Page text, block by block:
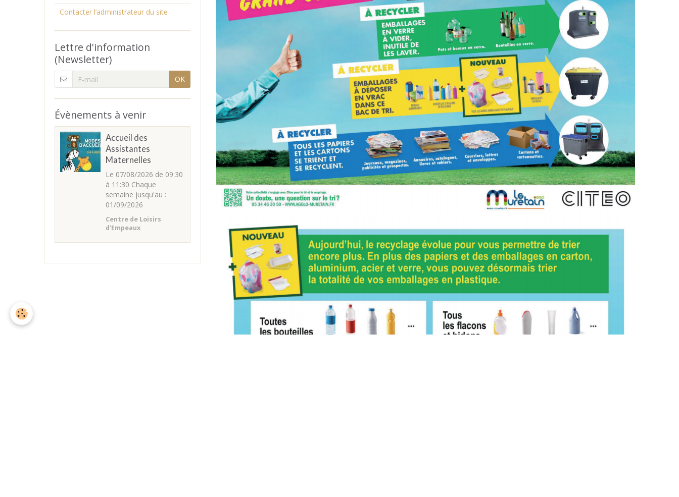
Contacter l’administrateur du site
Lettre d'information
(Newsletter)
OK
Évènements à venir
Accueil des
Assistantes
Maternelles
Le 07/08/2026 de 09:30
à 11:30 Chaque
semaine jusqu'au :
01/09/2026
Centre de Loisirs
d'Empeaux